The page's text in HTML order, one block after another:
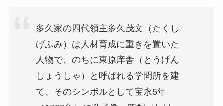
多久家の四代領主多久茂文（たくし
げふみ）は人材育成に重きを置いた
人物で、のちに東原庠舎（とうげん
しょうしゃ）と呼ばれる学問所を建
て、そのシンボルとして宝永5年